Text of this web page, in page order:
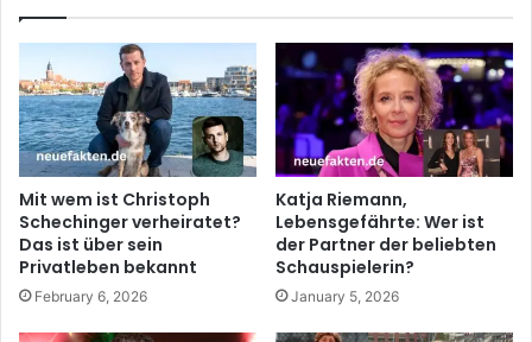
Mit wem ist Christoph
Schechinger verheiratet?
Das ist über sein
Privatleben bekannt
February 6, 2026
Katja Riemann,
Lebensgefährte: Wer ist
der Partner der beliebten
Schauspielerin?
January 5, 2026